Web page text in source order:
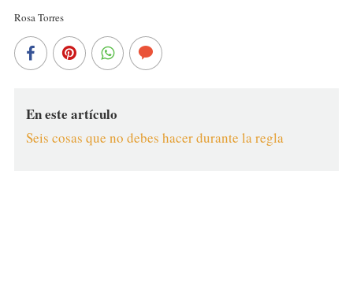
Rosa Torres
En este artículo
Seis cosas que no debes hacer durante la regla